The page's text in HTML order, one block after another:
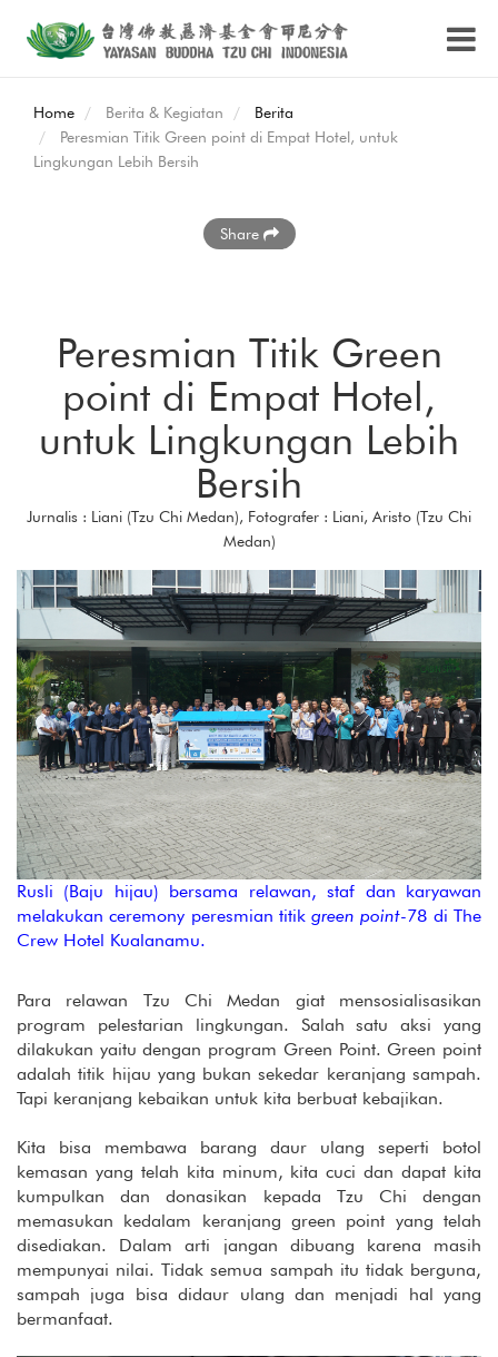
Home Berita & Kegiatan
Berita
Peresmian Titik Green point di Empat Hotel, untuk
Lingkungan Lebih Bersih
Share
Peresmian Titik Green
point di Empat Hotel,
untuk Lingkungan Lebih
Bersih
Jurnalis : Liani (Tzu Chi Medan), Fotografer : Liani, Aristo (Tzu Chi
Medan)
Rusli (Baju hijau) bersama relawan, staf dan karyawan
melakukan ceremony peresmian titikgreen point-78 di The
Crew Hotel Kualanamu.
Para relawan Tzu Chi Medan giat mensosialisasikan
program pelestarian lingkungan. Salah satu aksi yang
dilakukan yaitu dengan program Green Point. Green point
adalah titik hijau yang bukan sekedar keranjang sampah.
Tapi keranjang kebaikan untuk kita berbuat kebajikan.
Kita bisa membawa barang daur ulang seperti botol
kemasan yang telah kita minum, kita cuci dan dapat kita
kumpulkan dan donasikan kepada Tzu Chi dengan
memasukan kedalam keranjang green point yang telah
disediakan. Dalam arti jangan dibuang karena masih
mempunyai nilai. Tidak semua sampah itu tidak berguna,
sampah juga bisa didaur ulang dan menjadi hal yang
bermanfaat.